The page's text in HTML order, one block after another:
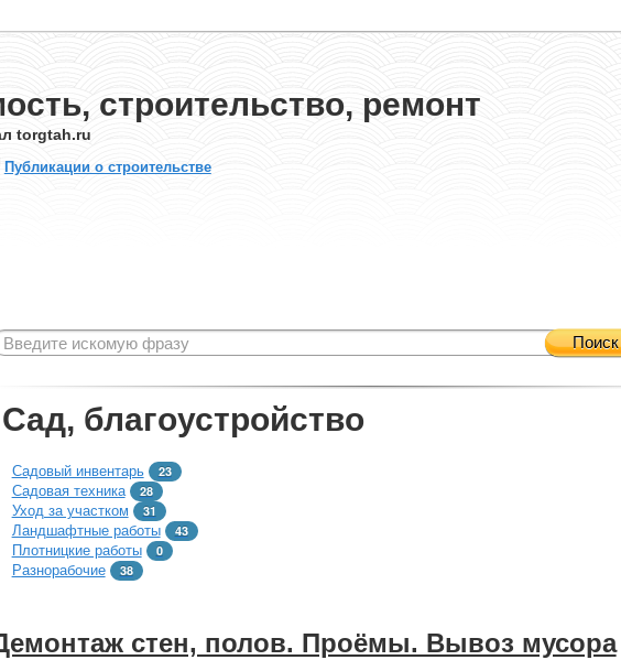
строительство, ремонт
torgtah.ru
Публикации о строительстве
Поиск
Сад, благоустройство
Садовый инвентарь 23
Садовая техника 28
Уход за участком 31
Ландшафтные работы 43
Плотницкие работы 0
Разнорабочие 38
стен, полов. Проёмы. Вывоз мусора